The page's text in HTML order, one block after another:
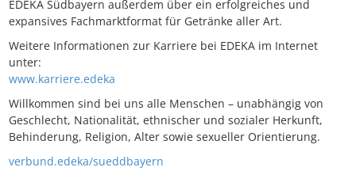
EDEKA Südbayern außerdem über ein erfolgreiches und
expansives Fachmarktformat für Getränke aller Art.
Weitere Informationen zur Karriere bei EDEKA im Internet
unter:
www.karriere.edeka
Willkommen sind bei uns alle Menschen – unabhängig von
Geschlecht, Nationalität, ethnischer und sozialer Herkunft,
Behinderung, Religion, Alter sowie sexueller Orientierung.
verbund.edeka/sueddbayern